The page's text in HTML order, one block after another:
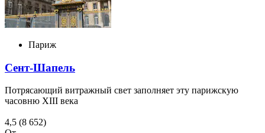
Париж
Сент-Шапель
Потрясающий витражный свет заполняет эту парижскую
часовню XIII века
4,5 (8 652)